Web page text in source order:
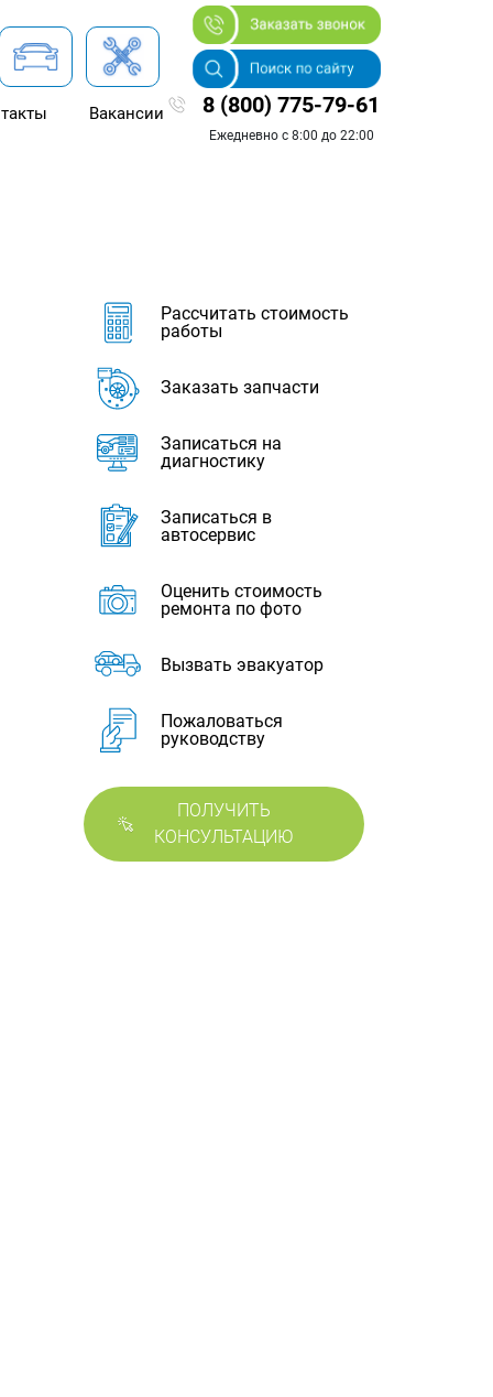
Вакансии 8 (800) 775-79-61
Ежедневно с 8:00 до 22:00
Рассчитать стоимость
работы
Заказать запчасти
Записаться на
диагностику
Записаться в
автосервис
Оценить стоимость
ремонта по фото
Вызвать эвакуатор
Пожаловаться
руководству
ПОЛУЧИТЬ
КОНСУЛЬТАЦИЮ